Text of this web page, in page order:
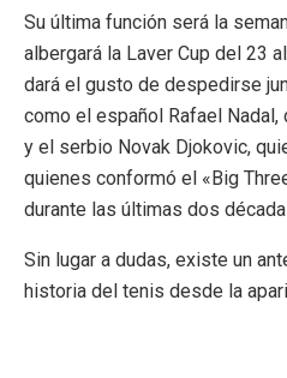
Su última función será la
albergará la Laver Cup del 23
dará el gusto de despedirse
como el español Rafael Nadal,
y el serbio Novak Djokovic,
quienes conformó el «Big
durante las últimas dos
Sin lugar a dudas, existe un
historia del tenis desde la